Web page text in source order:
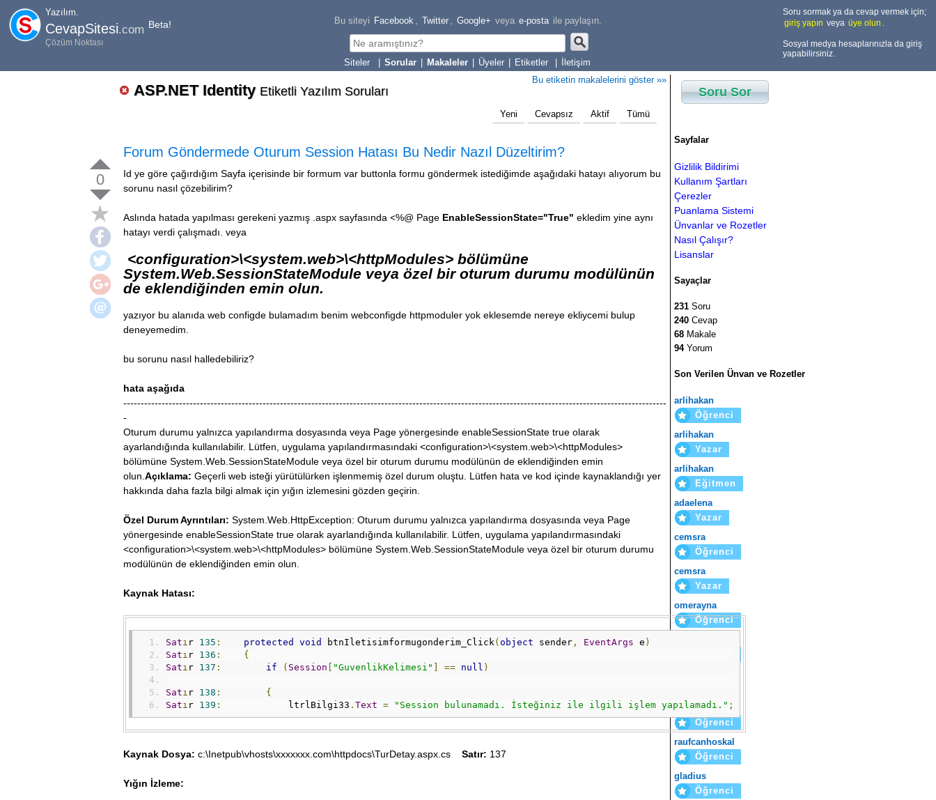
Yazılım.
CevapSitesi.com Beta!
Çözüm Noktası
Bu siteyi Facebook , Twitter , Google+ veya e-posta ile paylaşın.
Sorular Makaleler Üyeler Etiketler İletişim
Soru sormak ya da cevap vermek için;
giriş yapın veya üye olun .
Sosyal medya hesaplarınızla da giriş
yapabilirsiniz.
ASP.NET Identity Etiketli Yazılım Soruları
Bu etiketin makalelerini göster »»
Yeni Cevapsız Aktif Tümü
0
Forum Göndermede Oturum Session Hatası Bu Nedir Nazıl Düzeltirim?
Id ye göre çağırdığım Sayfa içerisinde bir formum var buttonla formu göndermek istediğimde aşağıdaki hatayı alıyorum bu
sorunu nasıl çözebilirim?
Aslında hatada yapılması gerekeni yazmış .aspx sayfasında <%@ Page EnableSessionState="True" ekledim yine aynı
hatayı verdi çalışmadı. veya
<configuration>\<system.web>\<httpModules> bölümüne
System.Web.SessionStateModule veya özel bir oturum durumu modülünün
de eklendiğinden emin olun.
yazıyor bu alanıda web configde bulamadım benim webconfigde httpmoduler yok eklesemde nereye ekliycemi bulup
deneyemedim.
bu sorunu nasıl halledebiliriz?
hata aşağıda
------------------------------------------------------------------------------------------------------------------------------------------------------------
-
Oturum durumu yalnızca yapılandırma dosyasında veya Page yönergesinde enableSessionState true olarak
ayarlandığında kullanılabilir. Lütfen, uygulama yapılandırmasındaki <configuration>\<system.web>\<httpModules>
bölümüne System.Web.SessionStateModule veya özel bir oturum durumu modülünün de eklendiğinden emin
olun. Açıklama: Geçerli web isteği yürütülürken işlenmemiş özel durum oluştu. Lütfen hata ve kod içinde kaynaklandığı yer
hakkında daha fazla bilgi almak için yığın izlemesini gözden geçirin.
Özel Durum Ayrıntıları: System.Web.HttpException: Oturum durumu yalnızca yapılandırma dosyasında veya Page
yönergesinde enableSessionState true olarak ayarlandığında kullanılabilir. Lütfen, uygulama yapılandırmasındaki
<configuration>\<system.web>\<httpModules> bölümüne System.Web.SessionStateModule veya özel bir oturum durumu
modülünün de eklendiğinden emin olun.
Kaynak Hatası:
Satı r 135 : protected void btnIletisimformugonderim_Click ( object sender , EventArgs e )
Satı r 136 :
{
Satı r 137 : if ( Session "GuvenlikKelimesi" == null )
Satı r 138 :
{
Satı r 139 :
            ltrlBilgi33
. Text = "Session bulunamadı. İsteğiniz ile ilgili işlem yapılamadı." ;
Kaynak Dosya: c:\Inetpub\vhosts\xxxxxxx.com\httpdocs\TurDetay.aspx.cs Satır: 137
Yığın İzleme:
Soru Sor
Sayfalar
Gizlilik Bildirimi
Kullanım Şartları
Çerezler
Puanlama Sistemi
Ünvanlar ve Rozetler
Nasıl Çalışır?
Lisanslar
Sayaçlar
231 Soru
240 Cevap
68 Makale
94Yorum
Son Verilen Ünvan ve Rozetler
arlihakan
Öğrenci
arlihakan
Yazar
arlihakan
Eğitmen
adaelena
Yazar
cemsra
Öğrenci
cemsra
Yazar
omerayna
Öğrenci
sdlkfjh
Öğrenci
raufcanhoskal
Öğrenci
gladius
Öğrenci